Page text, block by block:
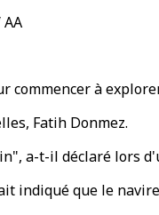
à
Fatih Donmez.
a-t-il déclaré lors
indiqué que le